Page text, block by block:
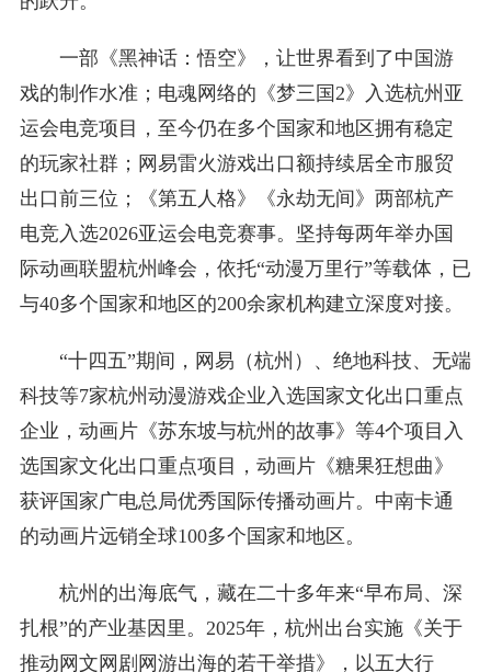
一部《黑神话：悟空》，让世界看到了中国游
戏的制作水准；电魂网络的《梦三国2》入选杭州亚
运会电竞项目，至今仍在多个国家和地区拥有稳定
的玩家社群；网易雷火游戏出口额持续居全市服贸
出口前三位；《第五人格》《永劫无间》两部杭产
电竞入选2026亚运会电竞赛事。坚持每两年举办国
际动画联盟杭州峰会，依托“动漫万里行”等载体，已
与40多个国家和地区的200余家机构建立深度对接。
“十四五”期间，网易（杭州）、绝地科技、无端
科技等7家杭州动漫游戏企业入选国家文化出口重点
企业，动画片《苏东坡与杭州的故事》等4个项目入
选国家文化出口重点项目，动画片《糖果狂想曲》
获评国家广电总局优秀国际传播动画片。中南卡通
的动画片远销全球100多个国家和地区。
杭州的出海底气，藏在二十多年来“早布局、深
扎根”的产业基因里。2025年，杭州出台实施《关于
推动网文网剧网游出海的若干举措》，以五大行